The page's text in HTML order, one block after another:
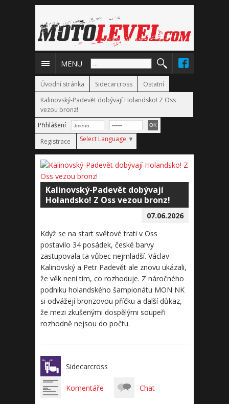
MENU
Úvodní stránka Sidecarcross
Ostatní
Kalinovský-Padevět dobývají Holandsko! Z Oss
vezou bronz!
Přihlášení
Registrace
Select Language ▼
Kalinovský-Padevět dobývají
Holandsko! Z Oss vezou bronz!
07.06.2026
Když se na start světové trati v Oss
postavilo 34 posádek, české barvy
zastupovala ta vůbec nejmladší. Václav
Kalinovský a Petr Padevět ale znovu ukázali,
že věk není tím, co rozhoduje. Z náročného
podniku holandského šampionátu MON NK
si odvážejí bronzovou příčku a další důkaz,
že mezi zkušenými dospělými soupeři
rozhodně nejsou do počtu.
Sidecarcross
Komentáře Chat